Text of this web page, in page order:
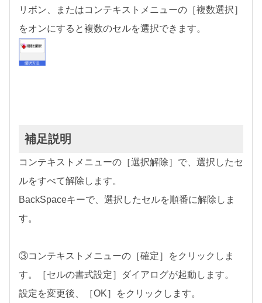
リボン、またはコンテキストメニューの［複数選択］
をオンにすると複数のセルを選択できます。
補足説明
コンテキストメニューの［選択解除］で、選択したセ
ルをすべて解除します。
BackSpaceキーで、選択したセルを順番に解除しま
す。
③コンテキストメニューの［確定］をクリックしま
す。［セルの書式設定］ダイアログが起動します。
設定を変更後、［OK］をクリックします。